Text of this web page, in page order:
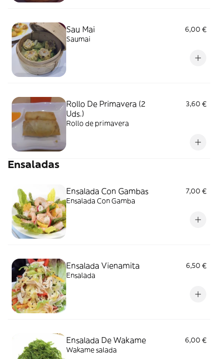
Sau Mai
6,00 €
Saumai
Rollo De Primavera (2
Uds.)
3,60 €
Rollo de primavera
Ensaladas
Ensalada Con Gambas
7,00 €
Ensalada Con Gamba
Ensalada Vienamita
6,50 €
Ensalada
Ensalada De Wakame
6,00 €
Wakame salada